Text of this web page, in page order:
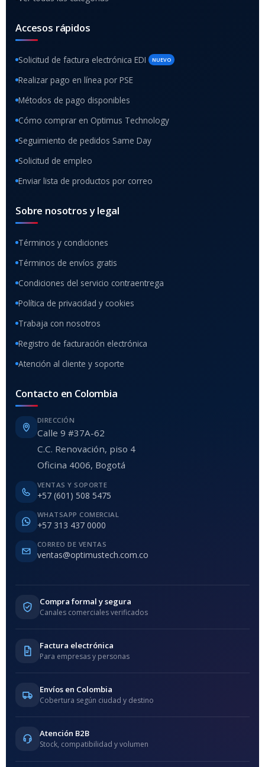
Accesos rápidos
Solicitud de factura electrónica EDI NUEVO
Realizar pago en línea por PSE
Métodos de pago disponibles
Cómo comprar en Optimus Technology
Seguimiento de pedidos Same Day
Solicitud de empleo
Enviar lista de productos por correo
Sobre nosotros y legal
Términos y condiciones
Términos de envíos gratis
Condiciones del servicio contraentrega
Política de privacidad y cookies
Trabaja con nosotros
Registro de facturación electrónica
Atención al cliente y soporte
Contacto en Colombia
DIRECCIÓN
Calle 9 #37A-62
C.C. Renovación, piso 4
Oficina 4006, Bogotá
VENTAS Y SOPORTE
+57 (601) 508 5475
WHATSAPP COMERCIAL
+57 313 437 0000
CORREO DE VENTAS
ventas@optimustech.com.co
Compra formal y segura
Canales comerciales verificados
Factura electrónica
Para empresas y personas
Envíos en Colombia
Cobertura según ciudad y destino
Atención B2B
Stock, compatibilidad y volumen